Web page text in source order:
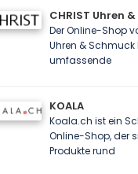
CHRIST Uhren
Der Online-Shop
Uhren & Schmuck
umfassende
KOALA
Koala.ch ist ein
Online-Shop, der
Produkte rund